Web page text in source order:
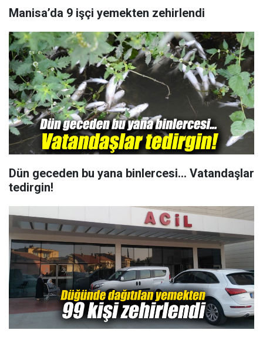
Manisa’da 9 işçi yemekten zehirlendi
Dün geceden bu yana binlercesi... Vatandaşlar
tedirgin!